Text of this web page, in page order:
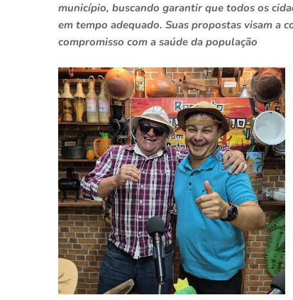
município, buscando garantir que todos os
em tempo adequado. Suas propostas visam a
compromisso com a saúde da população